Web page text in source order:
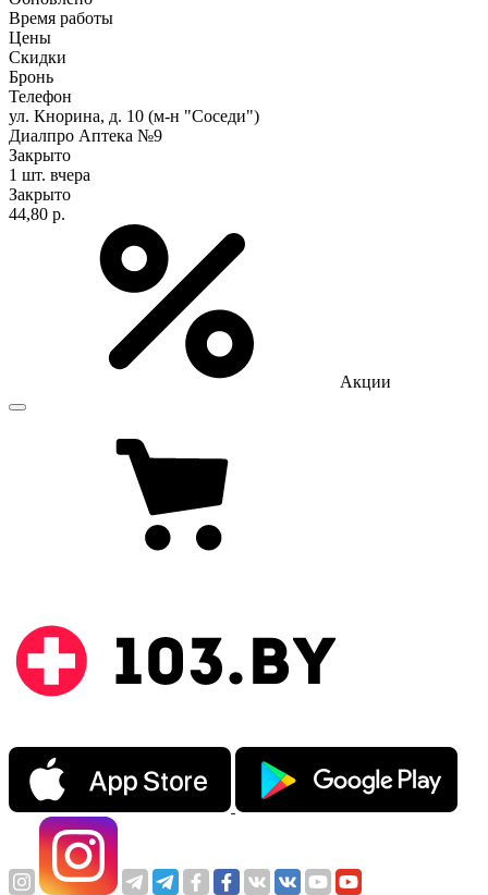
Время работы
Цены
Скидки
Бронь
Телефон
ул. Кнорина, д. 10 (м-н "Соседи")
Диалпро Аптека №9
Закрыто
1 шт. вчера
Закрыто
44,80 р.
Акции